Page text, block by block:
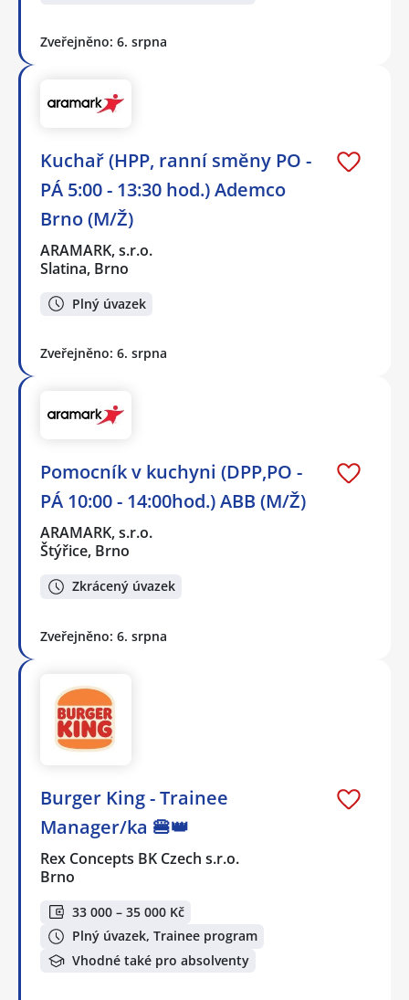
Zveřejněno: 6. srpna
Kuchař (HPP, ranní směny PO -
PÁ 5:00 - 13:30 hod.) Ademco
Brno (M/Ž)
ARAMARK, s.r.o.
Slatina, Brno
Plný úvazek
Zveřejněno: 6. srpna
Pomocník v kuchyni (DPP,PO -
PÁ 10:00 - 14:00hod.) ABB (M/Ž)
ARAMARK, s.r.o.
Štýřice, Brno
Zkrácený úvazek
Zveřejněno: 6. srpna
Burger King - Trainee
Manager/ka 🍔👑
Rex Concepts BK Czech s.r.o.
Brno
33 000 – 35 000 Kč
Plný úvazek, Trainee program
Vhodné také pro absolventy